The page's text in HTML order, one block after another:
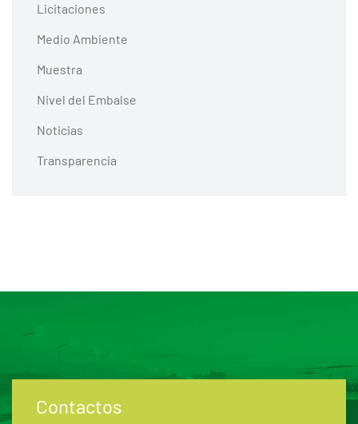
Licitaciones
Medio Ambiente
Muestra
Nivel del Embalse
Noticias
Transparencia
Contactos